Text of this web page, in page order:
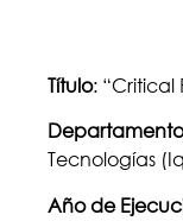
Título: “Critical
Tecnologías
Año de